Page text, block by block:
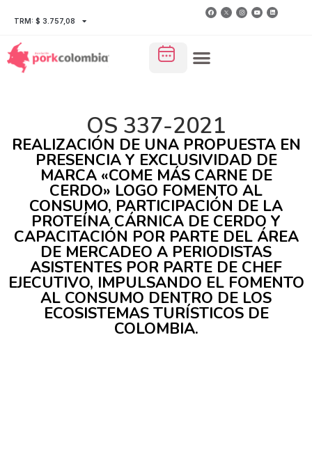
TRM: $ 3.757,08
OS 337-2021
REALIZACIÓN DE UNA PROPUESTA EN
PRESENCIA Y EXCLUSIVIDAD DE
MARCA «COME MÁS CARNE DE
CERDO» LOGO FOMENTO AL
CONSUMO, PARTICIPACIÓN DE LA
PROTEÍNA CÁRNICA DE CERDO Y
CAPACITACIÓN POR PARTE DEL ÁREA
DE MERCADEO A PERIODISTAS
ASISTENTES POR PARTE DE CHEF
EJECUTIVO, IMPULSANDO EL FOMENTO
AL CONSUMO DENTRO DE LOS
ECOSISTEMAS TURÍSTICOS DE
COLOMBIA.